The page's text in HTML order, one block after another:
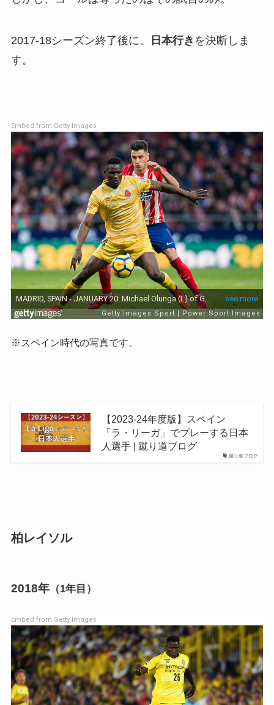
2017-18シーズン終了後に、 日本行き を決断しま
す。
Embed from Getty Images
※スペイン時代の写真です。
蹴り道ブログ
【2023-24年度版】スペイン
「ラ・リーガ」でプレーする日本
人選手 | 蹴り道ブログ
柏レイソル
2018年（1年目）
Embed from Getty Images